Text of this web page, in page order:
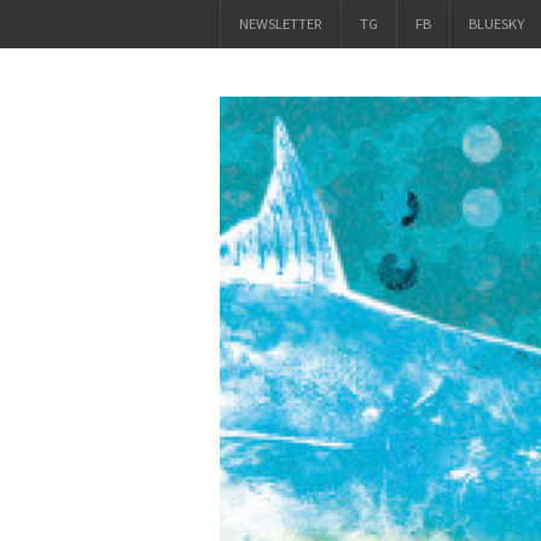
NEWSLETTER TG FB BLUESKY